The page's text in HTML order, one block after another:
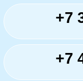
+7
+7